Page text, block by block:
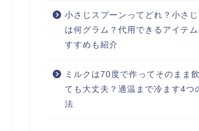
小さじスプーンってどれ？小さ
は何グラム？代用できるアイテ
すすめも紹介
ミルクは70度で作ってそのまま
ても大丈夫？適温まで冷ます4つ
法